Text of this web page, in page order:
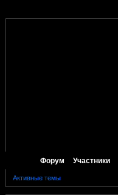
Форум Участники
Активные темы